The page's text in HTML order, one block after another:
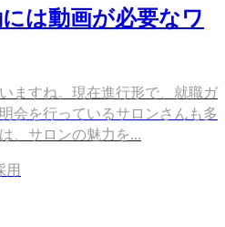
は動画が必要なワ
ますね。現在進行形で、就職ガ
会を行っているサロンさんも多
、サロンの魅力を...
用